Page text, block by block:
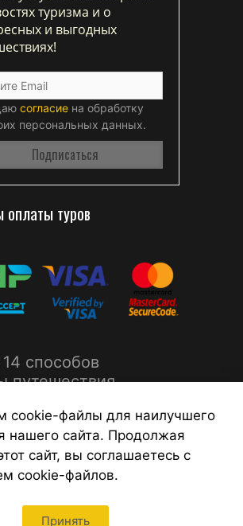
туризма и о
и выгодных
согласие на обработку
персональных данных.
оплаты туров
способов
путешествия
Турсфера - Поиск туров от надежных
cookie-файлы для наилучшего
нашего сайта. Продолжая
сайт, вы соглашаетесь с
cookie-файлов.
Принять